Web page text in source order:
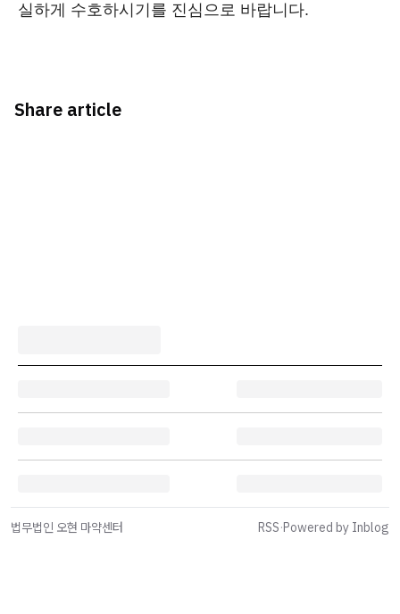
실하게 수호하시기를 진심으로 바랍니다.
Share article
법무법인 오현 마약센터 RSS·Powered by Inblog